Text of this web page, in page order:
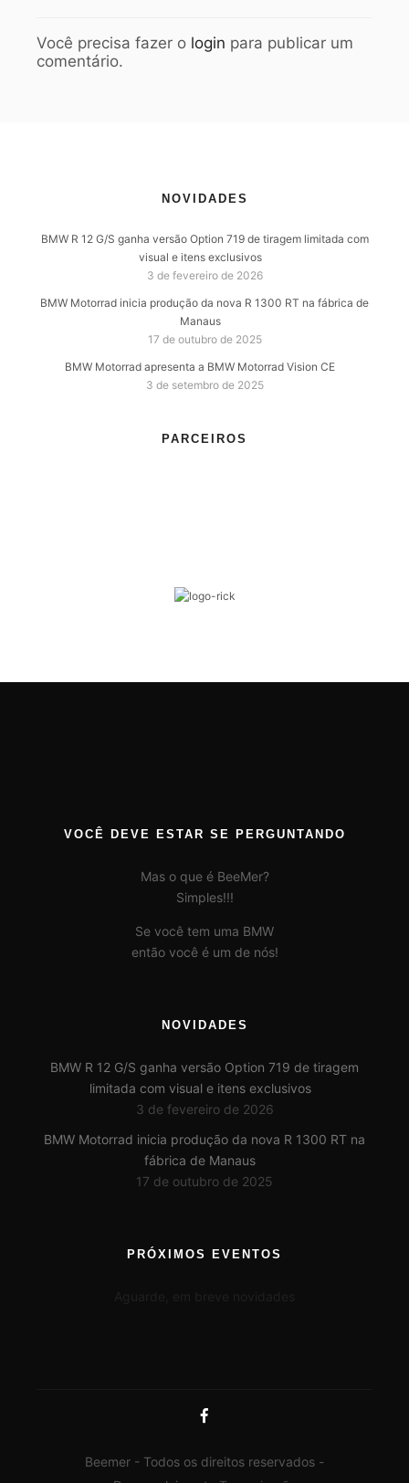
Você precisa fazer o login para publicar um
comentário.
NOVIDADES
BMW R 12 G/S ganha versão Option 719 de tiragem limitada com
visual e itens exclusivos
3 de fevereiro de 2026
BMW Motorrad inicia produção da nova R 1300 RT na fábrica de
Manaus
17 de outubro de 2025
BMW Motorrad apresenta a BMW Motorrad Vision CE
3 de setembro de 2025
PARCEIROS
VOCÊ DEVE ESTAR SE PERGUNTANDO
Mas o que é BeeMer?
Simples!!!
Se você tem uma BMW
então você é um de nós!
NOVIDADES
BMW R 12 G/S ganha versão Option 719 de tiragem
limitada com visual e itens exclusivos
3 de fevereiro de 2026
BMW Motorrad inicia produção da nova R 1300 RT na
fábrica de Manaus
17 de outubro de 2025
PRÓXIMOS EVENTOS
Beemer - Todos os direitos reservados -